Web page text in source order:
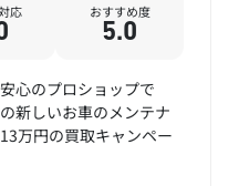
応 おすすめ度
5.0
心のプロショップで
新しいお車のメンテナ
万円の買取キャンペー